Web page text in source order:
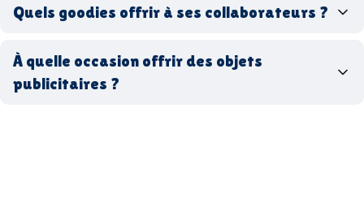
goodies écologiques
recyclés, fabriqués en France ou en Europe,
biodégradables ou réutilisables
Quels goodies offrir à ses collaborateurs ?
entreprise
goodies utiles au bureau
À quelle occasion offrir des objets
publicitaires ?